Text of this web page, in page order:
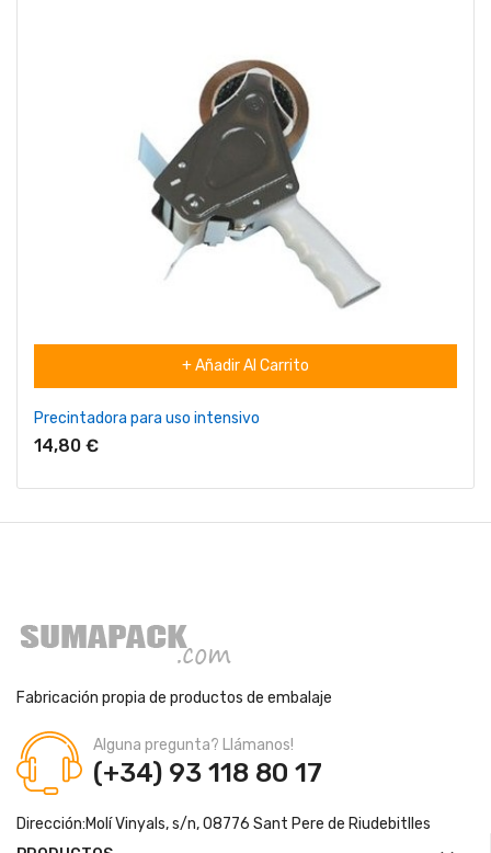
+ Añadir Al Carrito
Precintadora para uso intensivo
14,80 €
Fabricación propia de productos de embalaje
Alguna pregunta? Llámanos!
(+34) 93 118 80 17
Dirección:Molí Vinyals, s/n, 08776 Sant Pere de Riudebitlles